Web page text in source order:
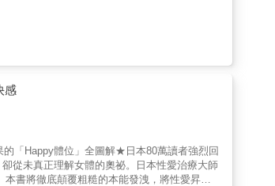
康、咀嚼的能力，決定了我們能否繼續享受生
吞嚥守護陣線，提供全方位建議，守護吞嚥
請打開本書，認識「咀嚼吞嚥」、守護「吃
資源整理以及10道簡單易做的主食和甜點，
感
「Happy體位」全圖解★日本80萬讀者強烈回
從未真正理解女體的奧祕。日本性愛治療大師
書將徹底顛覆粗糙的本能發洩，將性愛昇華